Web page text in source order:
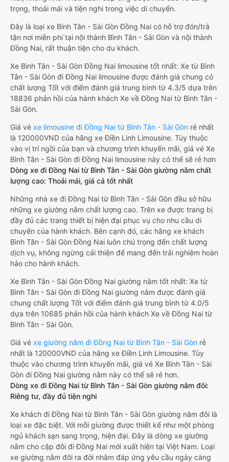
trọng, thoải mái và tiện nghi trong việc di chuyển.
Đây là loại xe Bình Tân - Sài Gòn Đồng Nai có hỗ trợ đón/trả
tận nơi miễn phí tại nội thành Bình Tân - Sài Gòn và nội thành
Đồng Nai, rất thuận tiện cho du khách.
Xe Bình Tân - Sài Gòn Đồng Nai limousine tốt nhất: Xe từ Bình
Tân - Sài Gòn đi Đồng Nai limousine được đánh giá chung có
chất lượng Tốt với điểm đánh giá trung bình từ 4.3/5 dựa trên
18836 phản hồi của hành khách Xe về Đồng Nai từ Bình Tân -
Sài Gòn.
Giá vé xe limousine đi Đồng Nai từ Bình Tân - Sài Gòn rẻ nhất
là 120000VND của hãng xe Điền Linh Limousine. Tùy thuộc
vào vị trí ngồi của bạn và chương trình khuyến mãi, giá vé Xe
Bình Tân - Sài Gòn đi Đồng Nai limousine này có thể sẽ rẻ hơn
Dòng xe đi Đồng Nai từ Bình Tân - Sài Gòn giường nằm chất
lượng cao: Thoải mái, giá cả tốt nhất
Những nhà xe đi Đồng Nai từ Bình Tân - Sài Gòn đều sở hữu
những xe giường nằm chất lượng cao. Trên xe được trang bị
đầy đủ các trang thiết bị hiện đại phục vụ cho nhu cầu di
chuyển của hành khách. Bên cạnh đó, các hãng xe khách
Bình Tân - Sài Gòn Đồng Nai luôn chú trọng đến chất lượng
dịch vụ, không ngừng cải thiện để mang đến trải nghiệm hoàn
hảo cho hành khách.
Xe Bình Tân - Sài Gòn Đồng Nai giường nằm tốt nhất: Xe từ
Bình Tân - Sài Gòn đi Đồng Nai giường nằm được đánh giá
chung chất lượng Tốt với điểm đánh giá trung bình từ 4.0/5
dựa trên 10685 phản hồi của hành khách Xe về Đồng Nai từ
Bình Tân - Sài Gòn.
Giá vé xe giường nằm đi Đồng Nai từ Bình Tân - Sài Gòn rẻ
nhất là 120000VND của hãng xe Điền Linh Limousine. Tùy
thuộc vào chương trình khuyến mãi, giá vé Xe Bình Tân - Sài
Gòn đi Đồng Nai giường nằm này có thể sẽ rẻ hơn.
Dòng xe đi Đồng Nai từ Bình Tân - Sài Gòn giường nằm đôi:
Riêng tư, đầy đủ tiện nghi
Xe khách đi Đồng Nai từ Bình Tân - Sài Gòn giường nằm đôi là
loại xe đặc biệt. Với mỗi giường được thiết kế như một phòng
ngủ khách sạn sang trọng, hiện đại. Đây là dòng xe giường
nằm cho cặp đôi đi Đồng Nai mới xuất hiện tại Việt Nam. Loại
xe giường nằm đôi ra đời nhằm đáp ứng yêu cầu ngày càng